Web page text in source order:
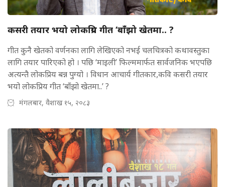
कसरी तयार भयो लोकप्रिय गीत ‘बाँझो खेतमा.. ?
गीत कुनै खेतको वर्णनका लागि लेखिएको नभई चलचित्रको कथावस्तुका
लागि तयार पारिएको हो । पछि ‘माइली’ फिल्ममार्फत सार्वजनिक भएपछि
अत्यन्तै लोकप्रिय बन्न पुग्यो । विधान आचार्य गीतकार,कवि कसरी तयार
भयो लोकप्रिय गीत ‘बाँझो खेतमा..’ ?
मंगलबार, वैशाख १५, २०८३